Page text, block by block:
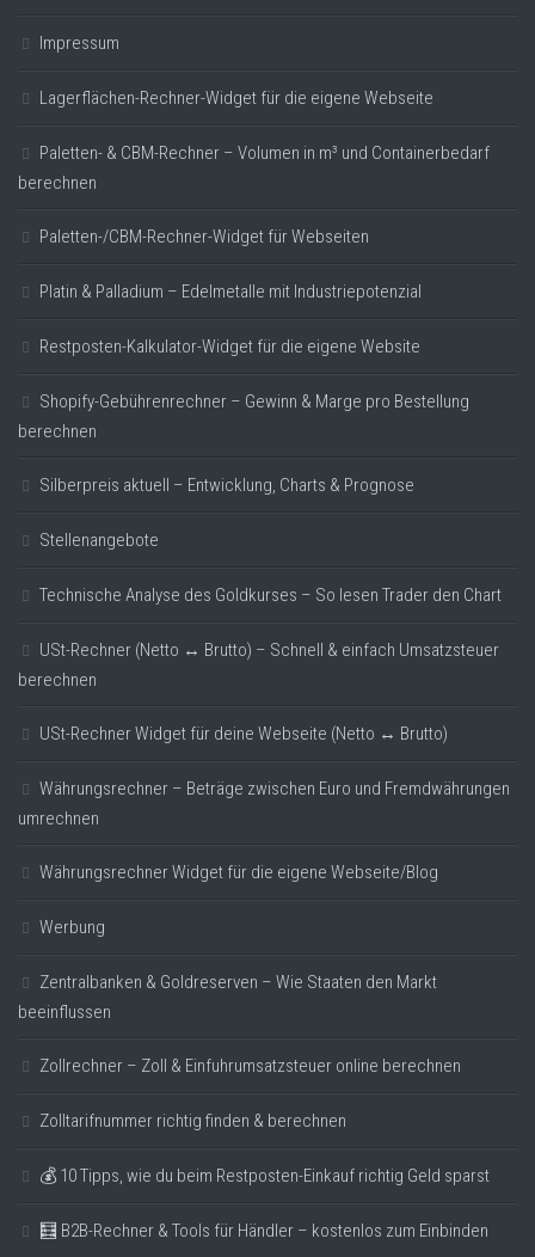
Impressum
Lagerflächen-Rechner-Widget für die eigene Webseite
Paletten- & CBM-Rechner – Volumen in m³ und Containerbedarf
berechnen
Paletten-/CBM-Rechner-Widget für Webseiten
Platin & Palladium – Edelmetalle mit Industriepotenzial
Restposten-Kalkulator-Widget für die eigene Website
Shopify-Gebührenrechner – Gewinn & Marge pro Bestellung
berechnen
Silberpreis aktuell – Entwicklung, Charts & Prognose
Stellenangebote
Technische Analyse des Goldkurses – So lesen Trader den Chart
USt-Rechner (Netto ↔ Brutto) – Schnell & einfach Umsatzsteuer
berechnen
USt-Rechner Widget für deine Webseite (Netto ↔ Brutto)
Währungsrechner – Beträge zwischen Euro und Fremdwährungen
umrechnen
Währungsrechner Widget für die eigene Webseite/Blog
Werbung
Zentralbanken & Goldreserven – Wie Staaten den Markt
beeinflussen
Zollrechner – Zoll & Einfuhrumsatzsteuer online berechnen
Zolltarifnummer richtig finden & berechnen
💰 10 Tipps, wie du beim Restposten-Einkauf richtig Geld sparst
🧮 B2B-Rechner & Tools für Händler – kostenlos zum Einbinden